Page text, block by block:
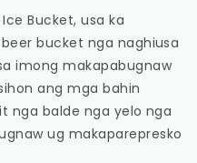
Bucket, usa ka
bucket nga naghiusa
imong makapabugnaw
ang mga bahin
nga balde nga yelo nga
ug makaparepresko